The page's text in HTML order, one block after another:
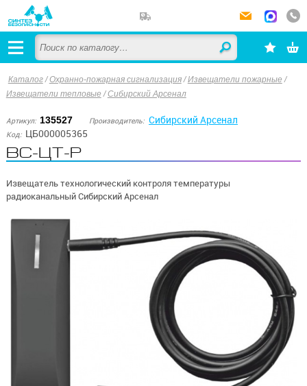
Каталог/Охранно-пожарная сигнализация /Извещатели пожарные /
Извещатели тепловые /Сибирский Арсенал
Артикул: 135527 Производитель: Сибирский Арсенал
Код: ЦБ000005365
ВС-ЦТ-Р
Извещатель технологический контроля температуры
радиоканальный Сибирский Арсенал